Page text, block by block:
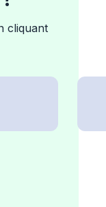
cliquant